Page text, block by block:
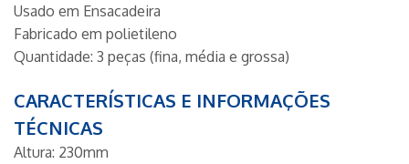
Usado em Ensacadeira
Fabricado em polietileno
Quantidade: 3 peças (fina, média e grossa)
CARACTERÍSTICAS E INFORMAÇÕES
TÉCNICAS
Altura: 230mm